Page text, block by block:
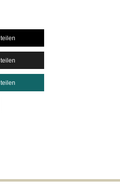
teilen
teilen
teilen